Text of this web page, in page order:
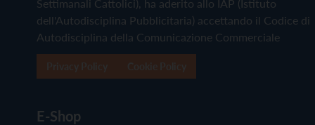
Settimanali Cattolici), ha aderito allo IAP (Istituto
dell'Autodisciplina Pubblicitaria) accettando il Codice di
Autodisciplina della Comunicazione Commerciale
E-Shop